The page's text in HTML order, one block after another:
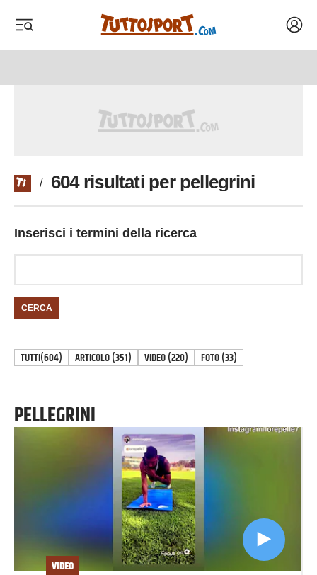
/ 604 risultati per pellegrini
Inserisci i termini della ricerca
CERCA
TUTTI(604) ARTICOLO(351) VIDEO(220) FOTO(33)
PELLEGRINI
VIDEO